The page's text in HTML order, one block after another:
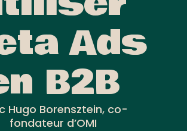
Ads
B2B
Hugo Borensztein, co-
fondateur d’OMI